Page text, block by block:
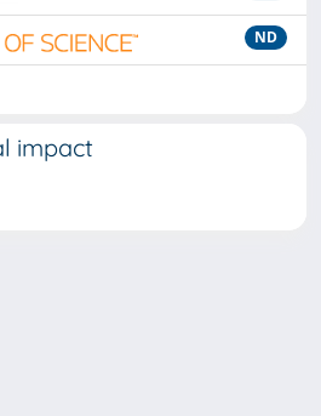
ND
impact